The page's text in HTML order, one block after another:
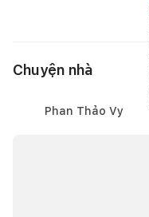
Chuyện nhà
Phan Thảo Vy